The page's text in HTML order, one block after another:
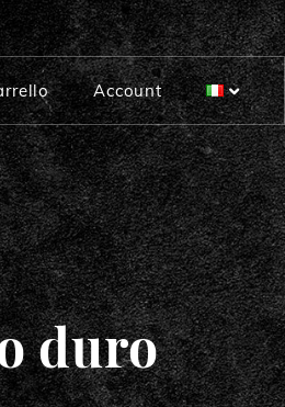
ai cereali
disidratato
Account
duro